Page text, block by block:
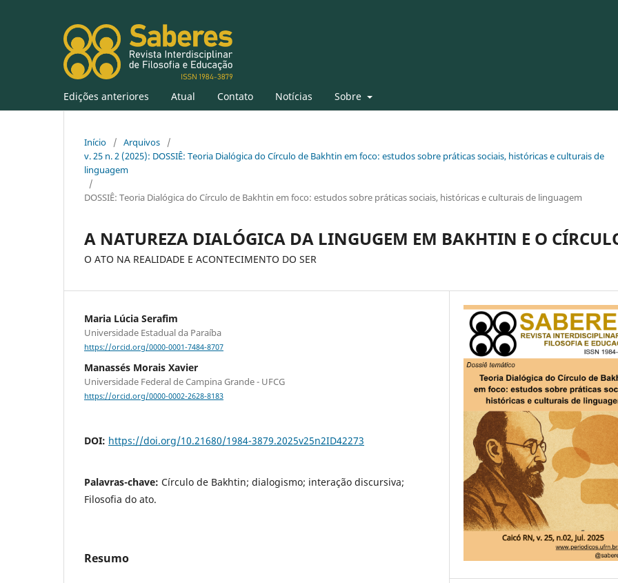
Edições anteriores Atual Contato Notícias Sobre
Início / Arquivos
/
v. 25 n. 2 (2025): DOSSIÊ: Teoria Dialógica do Círculo de Bakhtin em foco: estudos sobre práticas sociais, históricas e culturais de
linguagem
/
DOSSIÊ: Teoria Dialógica do Círculo de Bakhtin em foco: estudos sobre práticas sociais, históricas e culturais de linguagem
A NATUREZA DIALÓGICA DA LINGUGEM EM BAKHTIN E O
O ATO NA REALIDADE E ACONTECIMENTO DO SER
Maria Lúcia Serafim
Universidade Estadual da Paraíba
https://orcid.org/0000-0001-7484-8707
Manassés Morais Xavier
Universidade Federal de Campina Grande - UFCG
https://orcid.org/0000-0002-2628-8183
DOI: https://doi.org/10.21680/1984-3879.2025v25n2ID42273
Palavras-chave: Círculo de Bakhtin; dialogismo; interação discursiva;
Filosofia do ato.
Resumo